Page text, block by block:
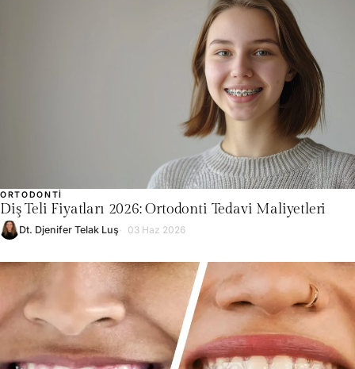
ORTODONTI
Diş Teli Fiyatları 2026: Ortodonti Tedavi Maliyetleri
Dt. Djenifer Telak Luş 03 Haz 2026